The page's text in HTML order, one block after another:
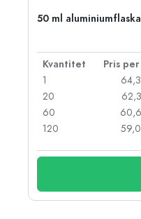
50 ml
Kvantitet
1
20
60
120